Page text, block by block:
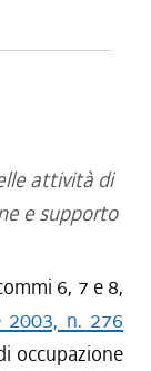
attività di
e supporto
6, 7 e 8,
2003, n. 276
occupazione